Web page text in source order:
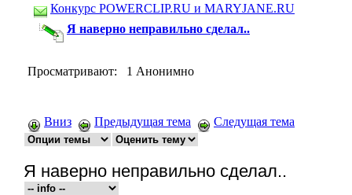
Конкурс POWERCLIP.RU и MARYJANE.RU
Я наверно неправильно сделал..
Просматривают: 1 Анонимно
Вниз Предыдущая тема Следущая тема
Я наверно неправильно сделал..